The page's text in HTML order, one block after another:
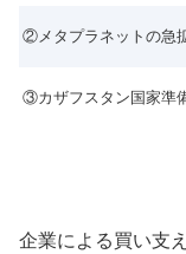
②メタプラネットの急
③カザフスタン国家準
企業による買い支